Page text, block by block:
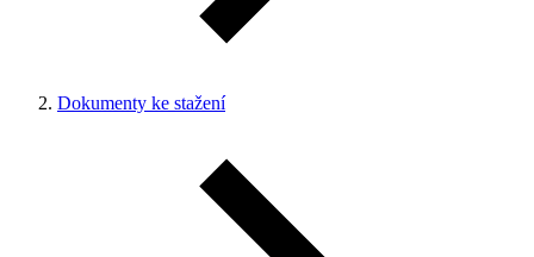
Dokumenty ke stažení